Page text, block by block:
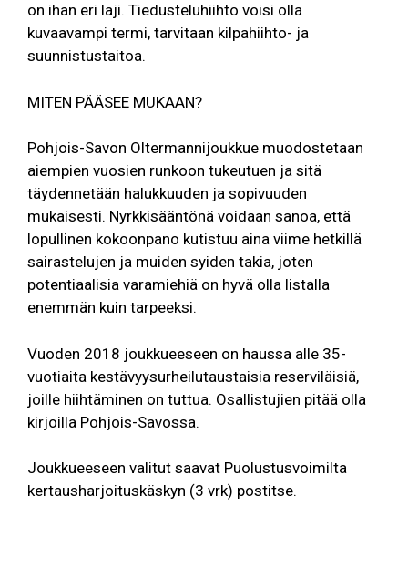
on ihan eri laji. Tiedusteluhiihto voisi olla
kuvaavampi termi, tarvitaan kilpahiihto- ja
suunnistustaitoa.
MITEN PÄÄSEE MUKAAN?
Pohjois-Savon Oltermannijoukkue muodostetaan
aiempien vuosien runkoon tukeutuen ja sitä
täydennetään halukkuuden ja sopivuuden
mukaisesti. Nyrkkisääntönä voidaan sanoa, että
lopullinen kokoonpano kutistuu aina viime hetkillä
sairastelujen ja muiden syiden takia, joten
potentiaalisia varamiehiä on hyvä olla listalla
enemmän kuin tarpeeksi.
Vuoden 2018 joukkueeseen on haussa alle 35-
vuotiaita kestävyysurheilutaustaisia reserviläisiä,
joille hiihtäminen on tuttua. Osallistujien pitää olla
kirjoilla Pohjois-Savossa.
Joukkueeseen valitut saavat Puolustusvoimilta
kertausharjoituskäskyn (3 vrk) postitse.